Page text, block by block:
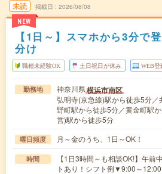
未読
NEW
掲載日 2026/08/08
【1日～】スマホから3分で
分け
職種未経験OK 土日祝日が休み WEB登
勤務地 神奈川県横浜市南区
弘明寺(京急線)駅から徒歩5分
野町駅から徒歩5分／黄金町駅
営)駅から徒歩5分
曜日頻度 月～金のうち、1日～OK！
時間
【1日3時間～も相談OK!】午前
トあり！シフト例▼9:00～